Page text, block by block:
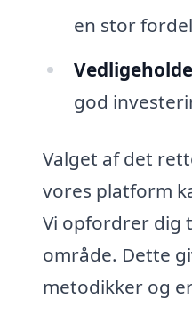
en stor
god
Valget af det
vores platform
Vi opfordrer dig
område. Dette
metodikker og